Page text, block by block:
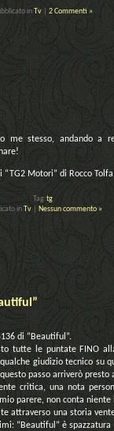
inTv| 2 Commenti »
me stesso, andando a
“TG2 Motori” di Rocco
Tag:tg
inTv Nessun commento »
di “Beautiful”.
tutte le puntate FINO
giudizio tecnico su
passo arriverò
critica, una nota
parere, non conta
attraverso una storia
“Beautiful” è spazzatura